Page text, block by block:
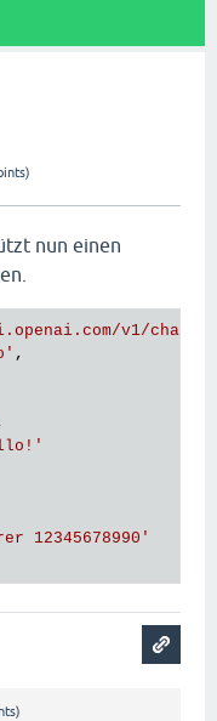
nun einen
v1/chat/
,
12345678990'